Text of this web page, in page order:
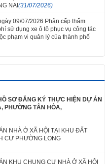
NAI(31/07/2026)
09/07/2026 Phân cấp thẩm
sử dụng xe ô tô phục vụ công tác
phạm vi quản lý của thành phố
SƠ ĐĂNG KÝ THỰC HIỆN DỰ ÁN
PHƯỜNG TÂN HÒA,
NHÀ Ở XÃ HỘI TẠI KHU ĐẤT
CƯ PHƯỜNG LONG
KHU CHUNG CƯ NHÀ Ở XÃ HỘI